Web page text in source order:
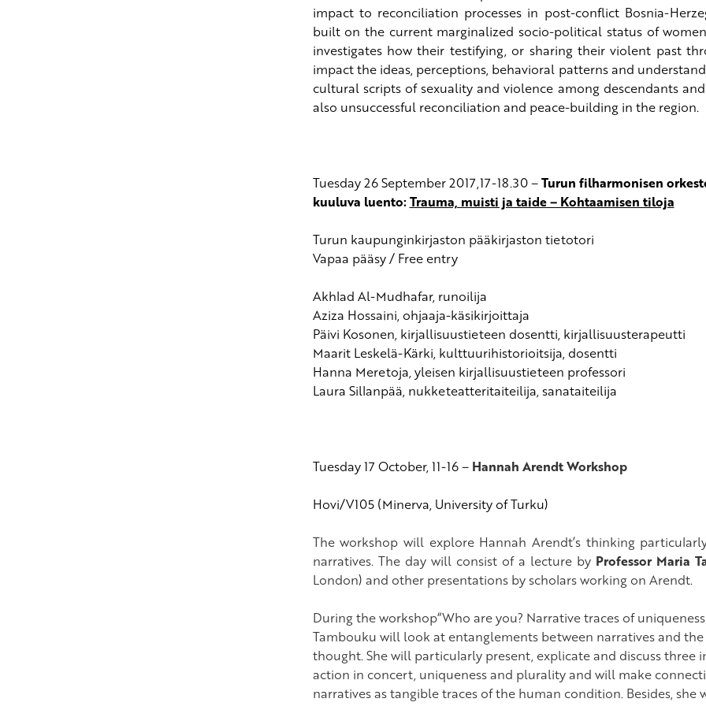
impact to reconciliation processes in post-conflict Bosnia-
built on the current marginalized socio-political status of
investigates how their testifying, or sharing their violent past
impact the ideas, perceptions, behavioral patterns and
cultural scripts of sexuality and violence among descendants
also unsuccessful reconciliation and peace-building in the region.
Tuesday 26 September 2017,17-18.30 –Turun filharmonisen
kuuluva luento:Trauma, muisti ja taide – Kohtaamisen tiloja
Turun kaupunginkirjaston pääkirjaston tietotori
Vapaa pääsy / Free entry
Akhlad Al-Mudhafar, runoilija
Aziza Hossaini, ohjaaja-käsikirjoittaja
Päivi Kosonen, kirjallisuustieteen dosentti, kirjallisuusterapeutti
Maarit Leskelä-Kärki, kulttuurihistorioitsija, dosentti
Hanna Meretoja, yleisen kirjallisuustieteen professori
Laura Sillanpää, nukketeatteritaiteilija, sanataiteilija
Tuesday 17 October, 11-16 – Hannah Arendt Workshop
Hovi/V105 (Minerva, University of Turku)
The workshop will explore Hannah Arendt’s thinking
narratives. The day will consist of a lecture by Professor Maria
London) and other presentations by scholars working on Arendt.
During the workshop“Who are you? Narrative traces of
Tambouku will look at entanglements between narratives and
thought. She will particularly present, explicate and discuss
action in concert, uniqueness and plurality and will make
narratives as tangible traces of the human condition. Besides,